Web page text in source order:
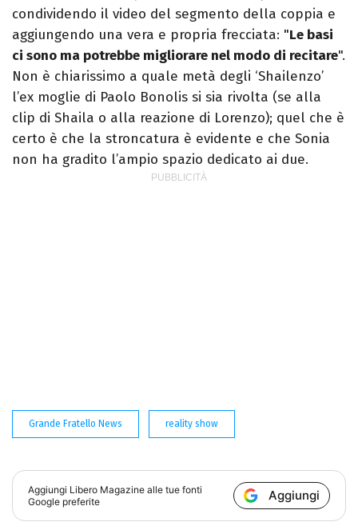
condividendo il video del segmento della coppia e
aggiungendo una vera e propria frecciata: "Le basi
ci sono ma potrebbe migliorare nel modo di recitare".
Non è chiarissimo a quale metà degli ‘Shailenzo’
l’ex moglie di Paolo Bonolis si sia rivolta (se alla
clip di Shaila o alla reazione di Lorenzo); quel che è
certo è che la stroncatura è evidente e che Sonia
non ha gradito l’ampio spazio dedicato ai due.
Grande Fratello News reality show
Aggiungi Libero Magazine alle tue fonti
Google preferite
Aggiungi